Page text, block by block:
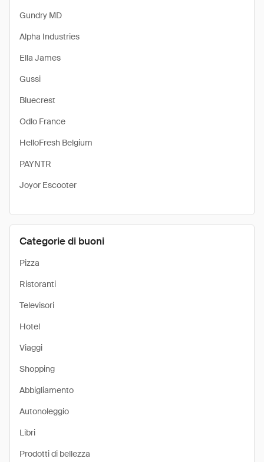
Gundry MD
Alpha Industries
Ella James
Gussi
Bluecrest
Odlo France
HelloFresh Belgium
PAYNTR
Joyor Escooter
Categorie di buoni
Pizza
Ristoranti
Televisori
Hotel
Viaggi
Shopping
Abbigliamento
Autonoleggio
Libri
Prodotti di bellezza